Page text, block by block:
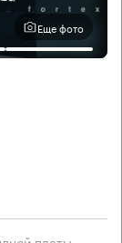
Еще фото